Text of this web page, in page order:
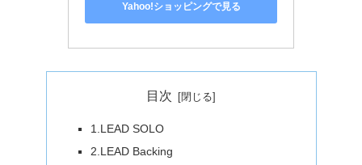
Yahoo!ショッピングで見る
目次
1.LEAD SOLO
2.LEAD Backing